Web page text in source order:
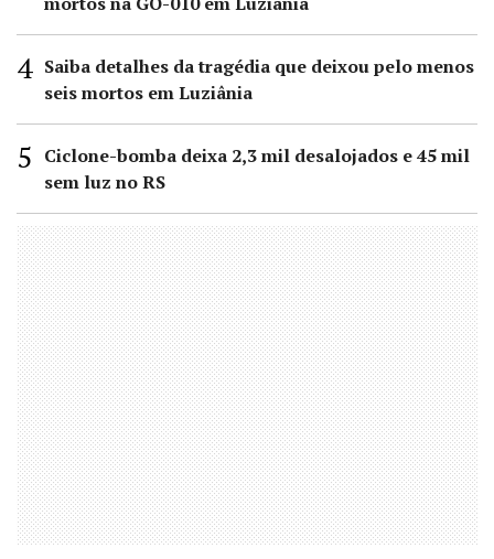
Saiba detalhes da tragédia que deixou pelo menos
seis mortos em Luziânia
Ciclone-bomba deixa 2,3 mil desalojados e 45 mil
sem luz no RS